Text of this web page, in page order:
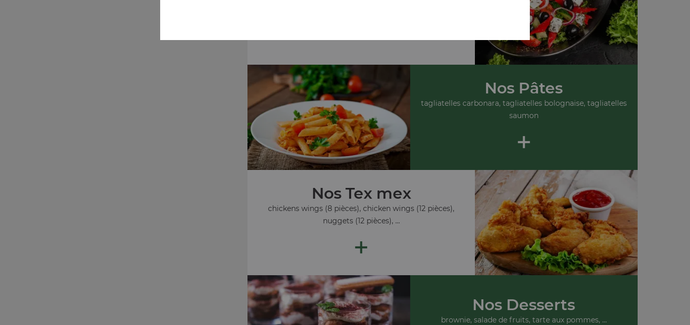
Nos Pâtes
tagliatelles carbonara, tagliatelles bolognaise, tagliatelles
saumon
+
Nos Tex mex
chickens wings (8 pièces), chicken wings (12 pièces),
nuggets (12 pièces), ...
+
Nos Desserts
brownie, salade de fruits, tarte aux pommes, ...